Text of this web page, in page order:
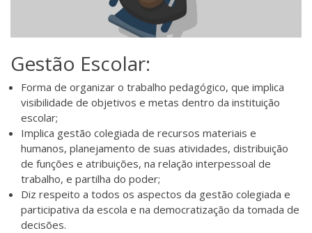
Gestão Escolar:
Forma de organizar o trabalho pedagógico, que implica
visibilidade de objetivos e metas dentro da instituição
escolar;
Implica gestão colegiada de recursos materiais e
humanos, planejamento de suas atividades, distribuição
de funções e atribuições, na relação interpessoal de
trabalho, e partilha do poder;
Diz respeito a todos os aspectos da gestão colegiada e
participativa da escola e na democratização da tomada de
decisões.